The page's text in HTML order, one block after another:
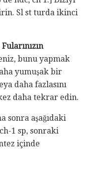
Sl st turda ikinci
Fularınızın
bunu yapmak
yumuşak bir
daha fazlasını
daha tekrar edin.
sonra aşağıdaki
1 sp, sonraki
içinde